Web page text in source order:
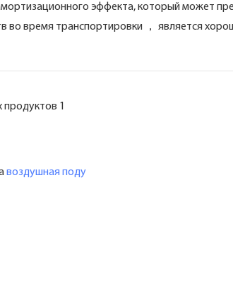
эффекта, который может
во время транспортировки ， является
воздушная поду